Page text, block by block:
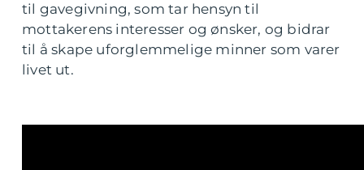
til gavegivning, som tar hensyn til
mottakerens interesser og ønsker, og bidrar
til å skape uforglemmelige minner som varer
livet ut.